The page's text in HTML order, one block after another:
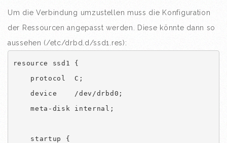
Um die Verbindung umzustellen muss die Konfiguration
der Ressourcen angepasst werden. Diese könnte dann so
aussehen (/etc/drbd.d/ssd1.res):
resource ssd1 {
    protocol  C;
    device    /dev/drbd0;
    meta-disk internal;
    startup {